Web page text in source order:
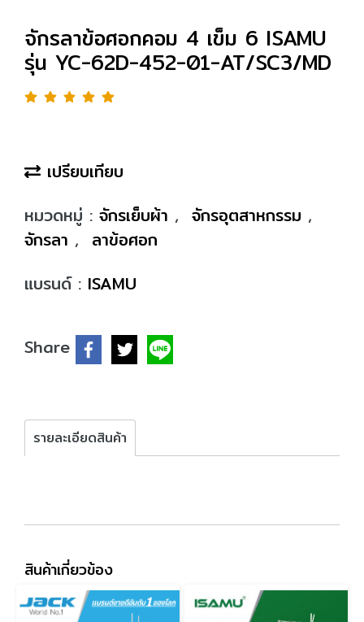
จักรลาข้อศอกคอม 4 เข็ม 6 ISAMU
รุ่น YC-62D-452-01-AT/SC3/MD
เปรียบเทียบ
หมวดหมู่ : จักรเย็บผ้า , จักรอุตสาหกรรม ,
จักรลา , ลาข้อศอก
แบรนด์ : ISAMU
Share
รายละเอียดสินค้า
สินค้าเกี่ยวข้อง